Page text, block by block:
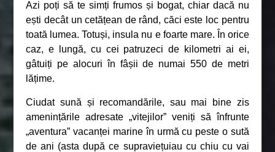
Azi poți să te simți frumos și bogat, chiar dacă nu
ești decât un cetățean de rând, căci este loc pentru
toată lumea. Totuși, insula nu e foarte mare. În orice
caz, e lungă, cu cei patruzeci de kilometri ai ei,
gâtuiți pe alocuri în fâșii de numai 550 de metri
lățime.
Ciudat sună și recomandările, sau mai bine zis
amenințările adresate „vitejilor” veniți să înfrunte
„aventura” vacanței marine în urmă cu peste o sută
de ani (asta după ce supraviețuiau cu chiu cu vai